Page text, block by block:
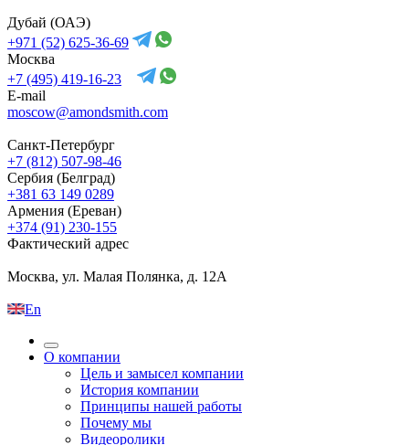
Дубай (ОАЭ)
+971 (52) 625-36-69
Москва
+7 (495) 419-16-23
E-mail
moscow@amondsmith.com
Санкт-Петербург
+7 (812) 507-98-46
Сербия (Белград)
+381 63 149 0289
Армения (Ереван)
+374 (91) 230-155
Фактический адрес
Москва, ул. Малая Полянка, д. 12А
En
О компании
Цель и замысел компании
История компании
Принципы нашей работы
Почему мы
Видеоролики